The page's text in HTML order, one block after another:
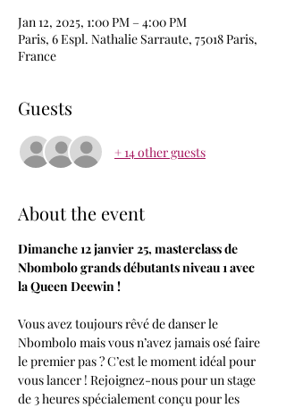
Jan 12, 2025, 1:00 PM – 4:00 PM
Paris, 6 Espl. Nathalie Sarraute, 75018 Paris,
France
Guests
+ 14 other guests
About the event
Dimanche 12 janvier 25, masterclass de
Nbombolo grands débutants niveau 1 avec
la Queen Deewin !
Vous avez toujours rêvé de danser le
Nbombolo mais vous n’avez jamais osé faire
le premier pas ? C’est le moment idéal pour
vous lancer ! Rejoignez-nous pour un stage
de 3 heures spécialement conçu pour les